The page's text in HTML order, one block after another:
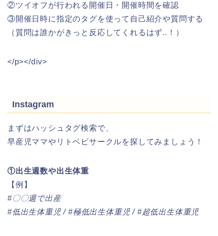
②ツイオフが行われる開催日・開催時間を確認
③開催日時に指定のタグを使って自己紹介や質問する
（質問は誰かがきっと反応してくれるはず..！）
</p></div>
Instagram
まずはハッシュタグ検索で、
早産児ママやリトベビサークルを探してみましょう！
①出生週数や出生体重
【例】
#〇〇週で出産
#低出生体重児 / #極低出生体重児 / #超低出生体重児